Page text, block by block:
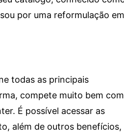
por uma reformulação em
todas as principais
compete muito bem com
É possível acessar as
além de outros benefícios,